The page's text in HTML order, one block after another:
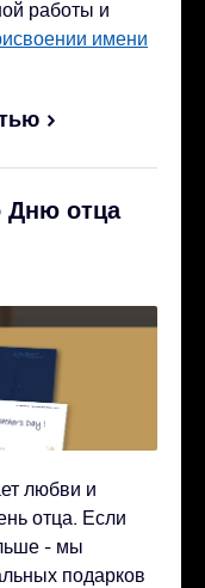
работы и
имени
Дню отца
любви и
отца. Если
- мы
подарков